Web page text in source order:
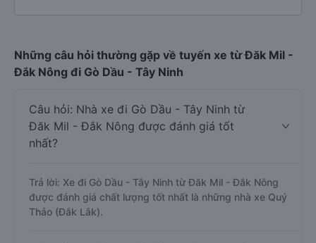
Những câu hỏi thường gặp về tuyến xe từ Đăk Mil -
Đắk Nông đi Gò Dầu - Tây Ninh
Câu hỏi: Nhà xe đi Gò Dầu - Tây Ninh từ
Đăk Mil - Đắk Nông được đánh giá tốt
nhất?
Trả lời: Xe đi Gò Dầu - Tây Ninh từ Đăk Mil - Đắk Nông
được đánh giá chất lượng tốt nhất là những nhà xe Quý
Thảo (Đắk Lắk).